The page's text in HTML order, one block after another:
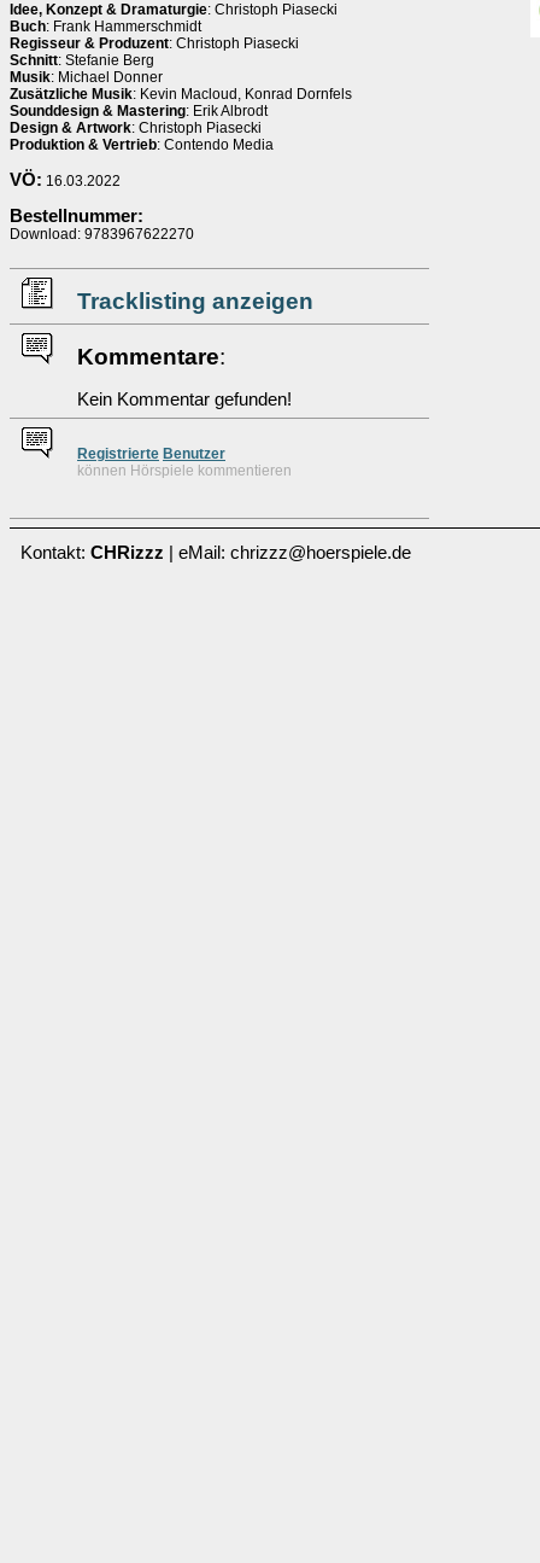
Idee, Konzept & Dramaturgie: Christoph Piasecki
Buch: Frank Hammerschmidt
Regisseur & Produzent: Christoph Piasecki
Schnitt: Stefanie Berg
Musik: Michael Donner
Zusätzliche Musik: Kevin Macloud, Konrad Dornfels
Sounddesign & Mastering: Erik Albrodt
Design & Artwork: Christoph Piasecki
Produktion & Vertrieb: Contendo Media
VÖ: 16.03.2022
Bestellnummer:
Download: 9783967622270
Tracklisting anzeigen
Kommentare:
Kein Kommentar gefunden!
Registrierte Benutzer
können Hörspiele kommentieren
Kontakt: CHRizzz | eMail: chrizzz@hoerspiele.de